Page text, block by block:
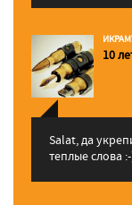
10
Salat, да
теплые слова